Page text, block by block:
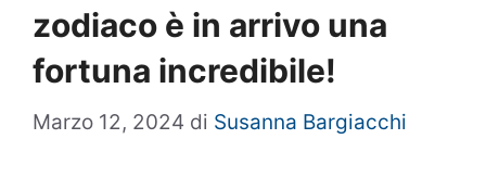
zodiaco è in arrivo una
fortuna incredibile!
Marzo 12, 2024 di Susanna Bargiacchi